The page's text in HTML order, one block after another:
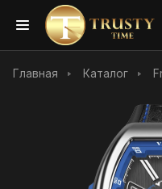
Главная Каталог